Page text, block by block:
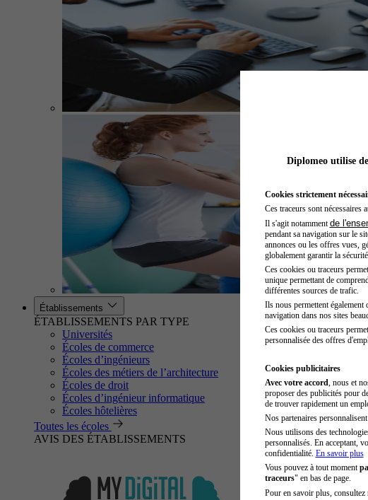
Établissements
ÉTABLISSEMENTS PAR TYPE
Universités
Écoles de commerce
Écoles d’ingénieurs
Écoles des métiers de l’architecture
Écoles de droit
Écoles d’ingénieur informatique
Écoles hôtelières
Toutes les écoles
AVIS DES ÉTABLISSEMENTS
Diplomeo utilise
Cookies strictement
Ces traceurs sont nécessaires
Il s'agit notamment de
pendant sa navigation sur le
annonces ou les offres vues,
globalement garantir la
Ces cookies ou traceurs
unique permettant de
différentes sources de trafic.
Ils nous permettent
navigation dans nos sites
Ces cookies ou traceurs
personnalisée des offres
Cookies publicitaires
Avec votre accord , nous et
proposer des publicités pour
de trouver rapidement un
Nos partenaires
Nous utilisons des
personnalisés. En acceptant,
confidentialité. En savoir plus
Vous pouvez à tout moment
traceurs" en bas de page.
Pour en savoir plus, consultez